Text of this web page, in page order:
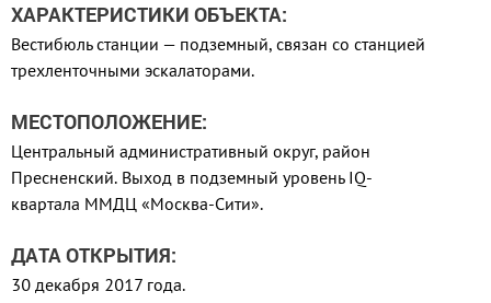
ХАРАКТЕРИСТИКИ ОБЪЕКТА:
Вестибюль станции — подземный, связан со станцией
трехленточными эскалаторами.
МЕСТОПОЛОЖЕНИЕ:
Центральный административный округ, район
Пресненский. Выход в подземный уровень IQ-
квартала ММДЦ «Москва-Сити».
ДАТА ОТКРЫТИЯ:
30 декабря 2017 года.